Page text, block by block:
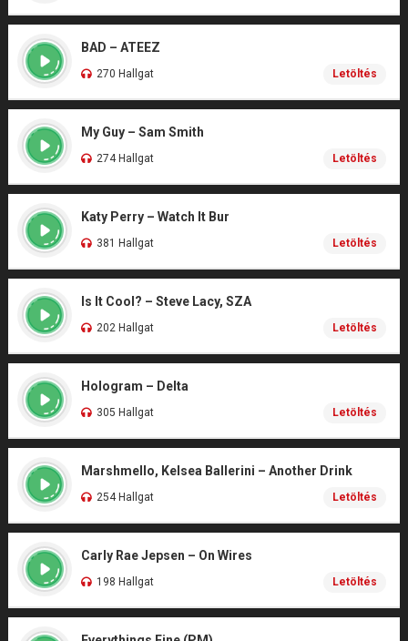
BAD – ATEEZ
270 Hallgat Letöltés
My Guy – Sam Smith
274 Hallgat Letöltés
Katy Perry – Watch It Bur
381 Hallgat Letöltés
Is It Cool? – Steve Lacy, SZA
202 Hallgat Letöltés
Hologram – Delta
305 Hallgat Letöltés
Marshmello, Kelsea Ballerini – Another Drink
254 Hallgat Letöltés
Carly Rae Jepsen – On Wires
198 Hallgat Letöltés